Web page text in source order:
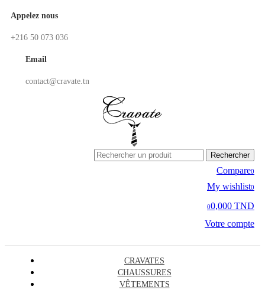
Appelez nous
+216 50 073 036
Email
contact@cravate.tn
Rechercher
Compare0
My wishlist0
00,000 TND
Votre compte
CRAVATES
CHAUSSURES
VÊTEMENTS